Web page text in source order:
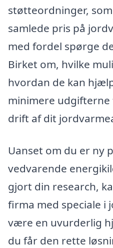
støtteordninger,
samlede pris på
med fordel spørge
Birket om, hvilke
hvordan de kan
minimere
drift af dit
Uanset om du er ny
vedvarende
gjort din research,
firma med speciale i
være en uvurderlig
du får den rette